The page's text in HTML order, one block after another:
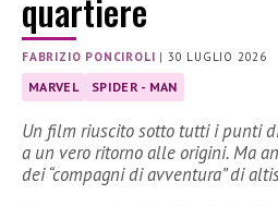
quartiere
FABRIZIO PONCIROLI | 30 LUGLIO 2026
MARVEL SPIDER - MAN
Un film riuscito sotto tutti i punti
a un vero ritorno alle origini. Ma
dei “compagni di avventura” di